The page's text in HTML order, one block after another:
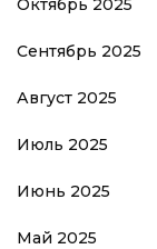
Октябрь 2025
Сентябрь 2025
Август 2025
Июль 2025
Июнь 2025
Май 2025